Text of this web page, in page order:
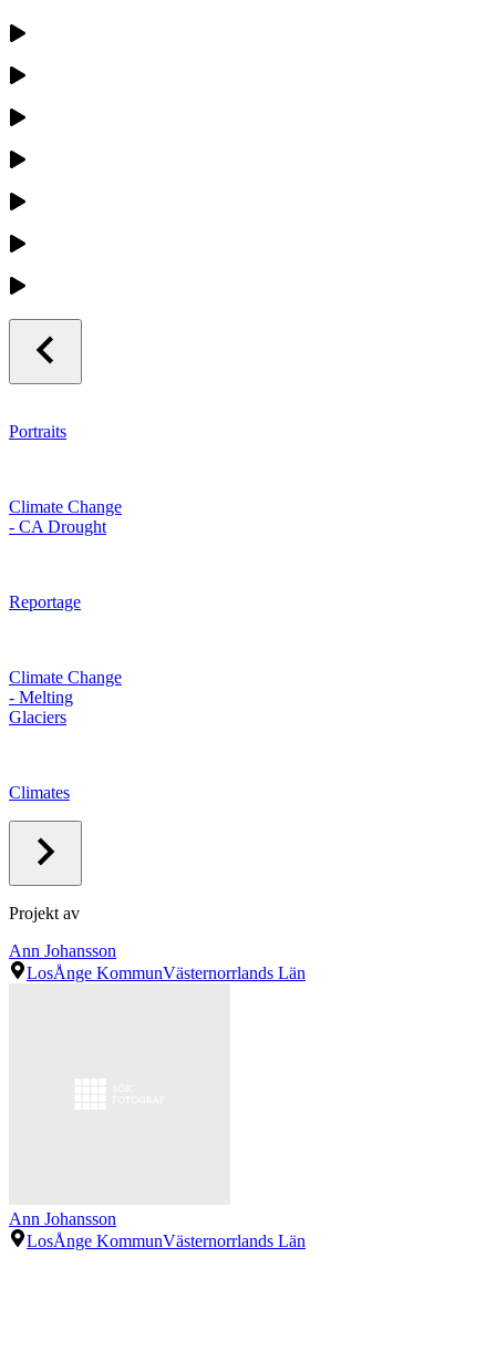
Portraits
Climate Change
- CA Drought
Reportage
Climate Change
- Melting
Glaciers
Climates
Projekt av
Ann Johansson
LosÅnge KommunVästernorrlands Län
Ann Johansson
LosÅnge KommunVästernorrlands Län